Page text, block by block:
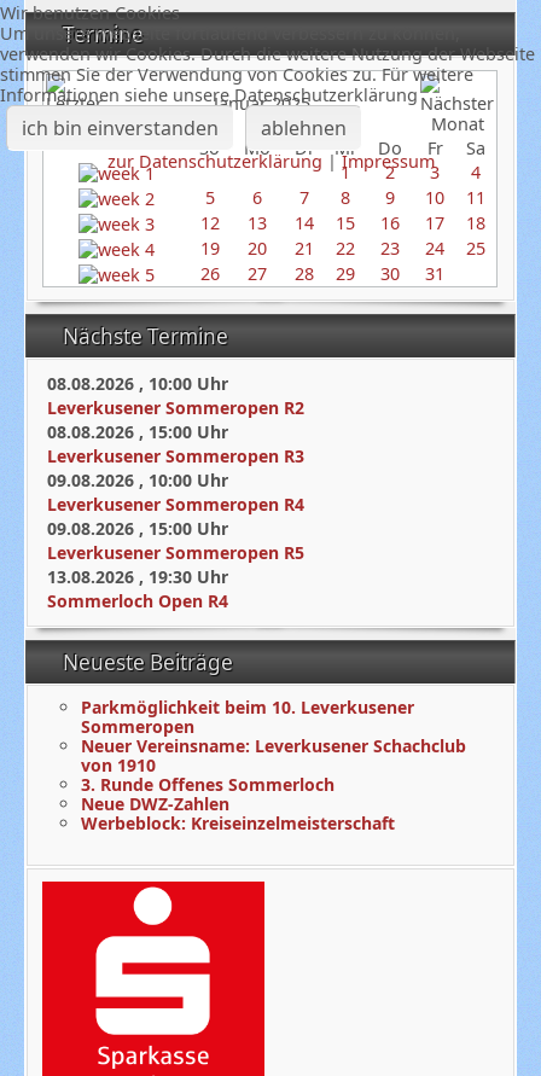
Termine
Januar 2025
So
Mo Di Mi Do Fr
Sa
1
2 3
4
5
6 7 8 9 10
11
12
13 14 15 16 17
18
19
20 21 22 23 24
25
26
27 28 29 30 31
Nächste Termine
08.08.2026 , 10:00 Uhr
Leverkusener Sommeropen R2
08.08.2026 , 15:00 Uhr
Leverkusener Sommeropen R3
09.08.2026 , 10:00 Uhr
Leverkusener Sommeropen R4
09.08.2026 , 15:00 Uhr
Leverkusener Sommeropen R5
13.08.2026 , 19:30 Uhr
Sommerloch Open R4
Neueste Beiträge
Parkmöglichkeit beim 10. Leverkusener
Sommeropen
Neuer Vereinsname: Leverkusener Schachclub
von 1910
3. Runde Offenes Sommerloch
Neue DWZ-Zahlen
Werbeblock: Kreiseinzelmeisterschaft
Wir benutzen Cookies
Um unsere Webseite fortlaufend verbessern zu können,
verwenden wir Cookies. Durch die weitere Nutzung der Webseite
stimmen Sie der Verwendung von Cookies zu. Für weitere
Informationen siehe unsere Datenschutzerklärung
ich bin einverstanden ablehnen
zur Datenschutzerklärung |Impressum